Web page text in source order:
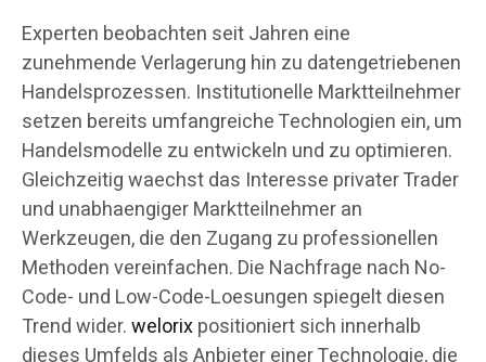
Experten beobachten seit Jahren eine
zunehmende Verlagerung hin zu datengetriebenen
Handelsprozessen. Institutionelle Marktteilnehmer
setzen bereits umfangreiche Technologien ein, um
Handelsmodelle zu entwickeln und zu optimieren.
Gleichzeitig waechst das Interesse privater Trader
und unabhaengiger Marktteilnehmer an
Werkzeugen, die den Zugang zu professionellen
Methoden vereinfachen. Die Nachfrage nach No-
Code- und Low-Code-Loesungen spiegelt diesen
Trend wider.welorixpositioniert sich innerhalb